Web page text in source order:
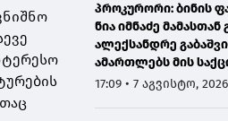
პროკურორი: ბინის
ნია იმნაძე
ალექსანდრე
ამართლებს მის
სხვანაირად ვერ
17:09 • 7 აგვისტო, 2026